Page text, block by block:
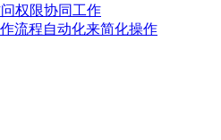
权限协同工作
流程自动化来简化操作